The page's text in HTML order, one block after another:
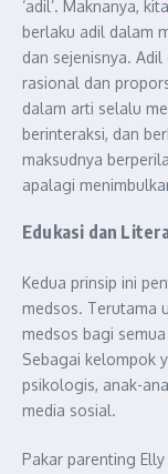
‘adil’. Maknanya,
berlaku adil dalam
dan sejenisnya.
rasional dan
dalam arti selalu
berinteraksi, dan
maksudnya
apalagi
Edukasi dan
Kedua prinsip ini
medsos. Terutama
medsos bagi
Sebagai kelompok
psikologis, anak-
media sosial.
Pakar parenting